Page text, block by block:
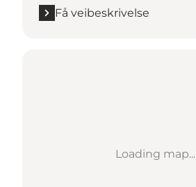
Få veibeskrivelse
Loading map...